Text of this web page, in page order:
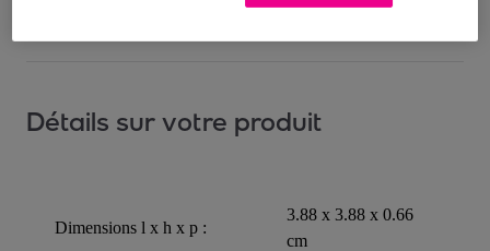
Détails sur votre produit
Dimensions l x h x p :
3.88 x 3.88 x 0.66
cm